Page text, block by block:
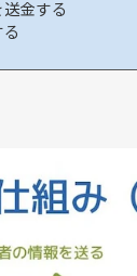
金する